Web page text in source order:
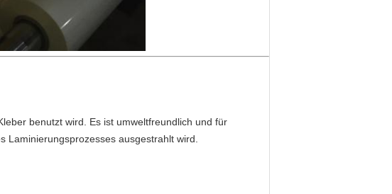
benutzt wird. Es ist umweltfreundlich und für
Laminierungsprozesses ausgestrahlt wird.